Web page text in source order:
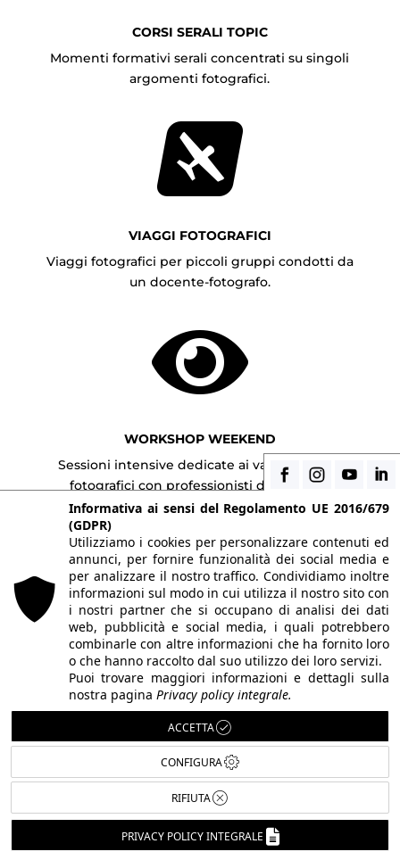
CORSI SERALI TOPIC
Momenti formativi serali concentrati su singoli
argomenti fotografici.

VIAGGI FOTOGRAFICI
Viaggi fotografici per piccoli gruppi condotti da
un docente-fotografo.

WORKSHOP WEEKEND
Sessioni intensive dedicate ai vari linguaggi
fotografici con professionisti del settore.

CORSI INDIVIDUALI PER AZIENDE
Laboratori e corsi one-to-one organizzati su
richieste individuali, aziendali o scolastiche.
STUDENT GALLERY
Informativa ai sensi del Regolamento UE 2016/679
(GDPR)
Utilizziamo i cookies per personalizzare contenuti ed
annunci, per fornire funzionalità dei social media e
per analizzare il nostro traffico. Condividiamo inoltre
informazioni sul modo in cui utilizza il nostro sito con
i nostri partner che si occupano di analisi dei dati
web, pubblicità e social media, i quali potrebbero
combinarle con altre informazioni che ha fornito loro
o che hanno raccolto dal suo utilizzo dei loro servizi.
Puoi trovare maggiori informazioni e dettagli sulla
nostra pagina Privacy policy integrale.
ACCETTA
CONFIGURA
RIFIUTA
PRIVACY POLICY INTEGRALE